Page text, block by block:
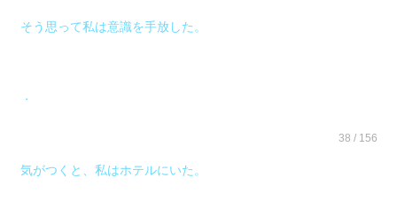
そう思って私は意識を手放した。
．
38 / 156
気がつくと、私はホテルにいた。